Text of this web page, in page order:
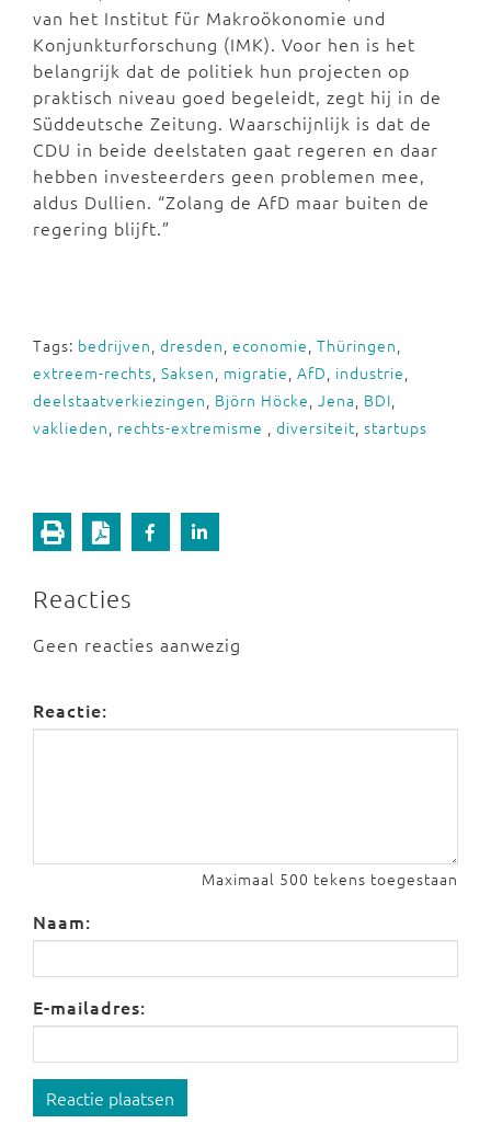
van het Institut für Makroökonomie und
Konjunkturforschung (IMK). Voor hen is het
belangrijk dat de politiek hun projecten op
praktisch niveau goed begeleidt, zegt hij in de
Süddeutsche Zeitung. Waarschijnlijk is dat de
CDU in beide deelstaten gaat regeren en daar
hebben investeerders geen problemen mee,
aldus Dullien. “Zolang de AfD maar buiten de
regering blijft.”
Tags: bedrijven, dresden, economie, Thüringen,
extreem-rechts, Saksen, migratie, AfD, industrie,
deelstaatverkiezingen, Björn Höcke, Jena, BDI,
vaklieden, rechts-extremisme , diversiteit, startups
Reacties
Geen reacties aanwezig
Reactie:
Maximaal 500 tekens toegestaan
Naam:
E-mailadres:
Reactie plaatsen